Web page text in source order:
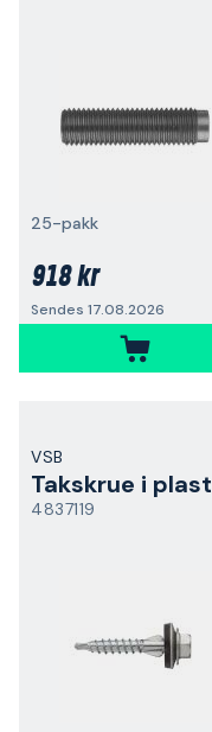
25-pakk
918 kr
Sendes 17.08.2026
VSB
Takskrue i plast
4837119